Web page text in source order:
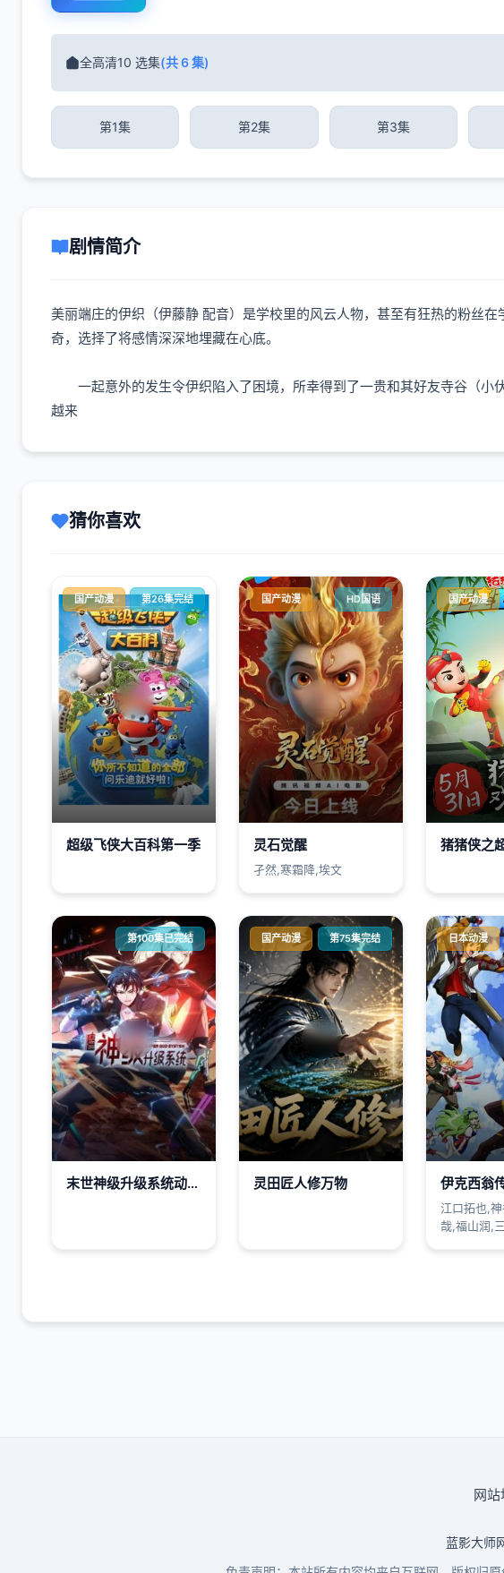
全高清10 选集(共 6 集)
第1集 第2集 第3集
剧情简介
美丽端庄的伊织（伊藤静 配音）是学校里的风云人物，甚至有狂热的粉丝
奇，选择了将感情深深地埋藏在心底。
一起意外的发生令伊织陷入了困境，所幸得到了一贵和其好友寺谷（小
越来
猜你喜欢
国产动漫 第26集完结
超级飞侠大百科第一季
国产动漫 HD国语
灵石觉醒
孑然,寒霜降,埃文
国产动漫
第100集已完结
末世神级升级系统动态漫画第一季
国产动漫 第75集完结
灵田匠人修万物
日本动漫
伊克西翁
江口拓也,
哉,福山润,三
网站
蓝影大师